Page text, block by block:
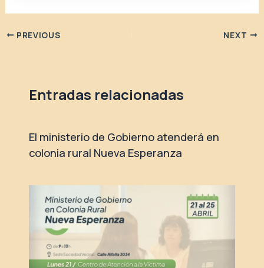
PREVIOUS NEXT
Entradas relacionadas
El ministerio de Gobierno atenderá en
colonia rural Nueva Esperanza